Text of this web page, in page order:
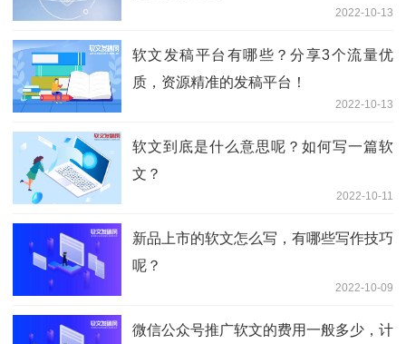
2022-10-13
软文发稿平台有哪些？分享3个流量优
质，资源精准的发稿平台！
2022-10-13
软文到底是什么意思呢？如何写一篇软
文？
2022-10-11
新品上市的软文怎么写，有哪些写作技巧
呢？
2022-10-09
微信公众号推广软文的费用一般多少，计